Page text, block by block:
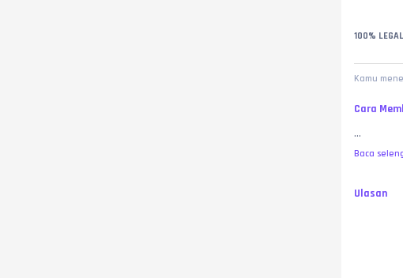
100% LEGAL
Kamu
Cara
...
Baca
Ulasan